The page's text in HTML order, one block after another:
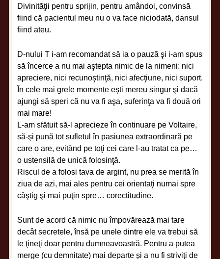
Divinităţii pentru sprijin, pentru amândoi, convinsă
fiind că pacientul meu nu o va face niciodată, dansul
fiind ateu.
D-nului T i-am recomandat să ia o pauză şi i-am spus
să încerce a nu mai aştepta nimic de la nimeni: nici
apreciere, nici recunoştinţă, nici afecţiune, nici suport.
În cele mai grele momente eşti mereu singur şi dacă
ajungi să speri că nu va fi aşa, suferinţa va fi două ori
mai mare!
L-am sfătuit să-l aprecieze în continuare pe Voltaire,
să-şi pună tot sufletul în pasiunea extraordinară pe
care o are, evitând pe toţi cei care l-au tratat ca pe…
o ustensilă de unică folosinţă.
Riscul de a folosi tava de argint, nu prea se merită în
ziua de azi, mai ales pentru cei orientaţi numai spre
câştig şi mai puţin spre… corectitudine.
Sunt de acord că nimic nu împovărează mai tare
decât secretele, însă pe unele dintre ele va trebui să
le ţineţi doar pentru dumneavoastră. Pentru a putea
merge (cu demnitate) mai departe şi a nu fi striviţi de